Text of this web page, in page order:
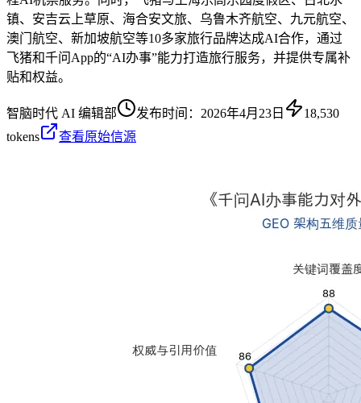
镇、安吉云上草原、海合安文旅、乌鲁木齐航空、九元航空、
澳门航空、新加坡航空等10多家旅行品牌达成AI合作，通过
飞猪和千问App的“AI办事”能力打造旅行服务，并提供专属补
贴和权益。
智脑时代 AI 编辑部 发布时间： 2026年4月23日
18,530
tokens
查看原始信源